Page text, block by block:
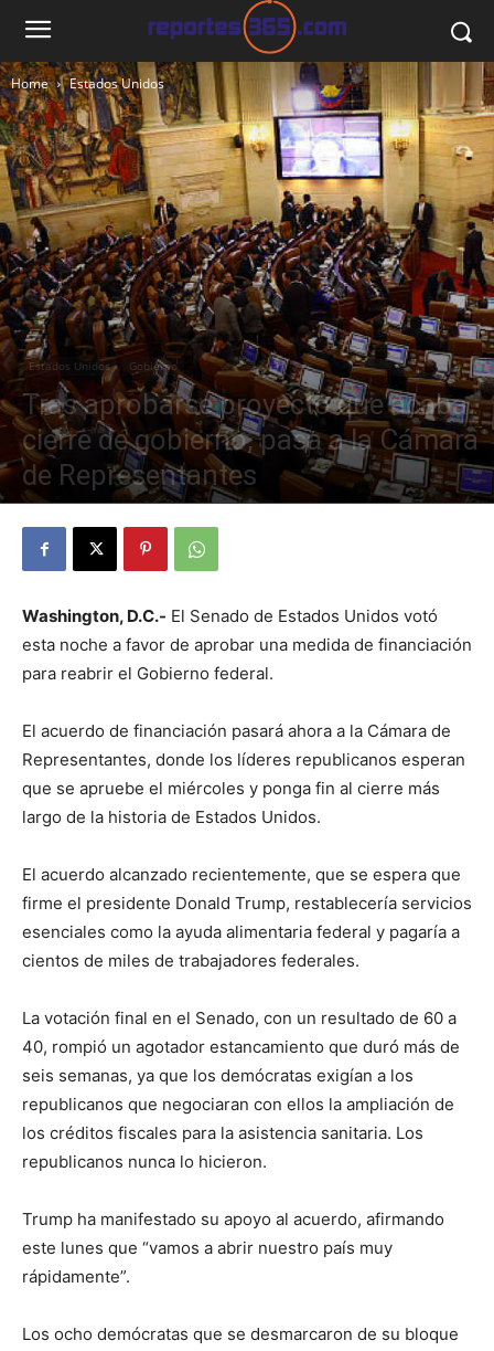
Home Estados Unidos
Estados Unidos Gobierno
Tras aprobarse proyecto que acaba
cierre de gobierno, pasa a la Cámara
de Representantes
By Julio Valdez - noviembre 11, 2025 28
Washington, D.C.- El Senado de Estados Unidos votó
esta noche a favor de aprobar una medida de financiación
para reabrir el Gobierno federal.
El acuerdo de financiación pasará ahora a la Cámara de
Representantes, donde los líderes republicanos esperan
que se apruebe el miércoles y ponga fin al cierre más
largo de la historia de Estados Unidos.
El acuerdo alcanzado recientemente, que se espera que
firme el presidente Donald Trump, restablecería servicios
esenciales como la ayuda alimentaria federal y pagaría a
cientos de miles de trabajadores federales.
La votación final en el Senado, con un resultado de 60 a
40, rompió un agotador estancamiento que duró más de
seis semanas, ya que los demócratas exigían a los
republicanos que negociaran con ellos la ampliación de
los créditos fiscales para la asistencia sanitaria. Los
republicanos nunca lo hicieron.
Trump ha manifestado su apoyo al acuerdo, afirmando
este lunes que “vamos a abrir nuestro país muy
rápidamente”.
Los ocho demócratas que se desmarcaron de su bloque